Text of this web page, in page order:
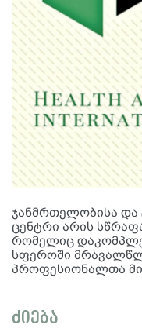
ჯანმრთელობისა და
ცენტრი არის
რომელიც
სფეროში
პროფესიონალთა
ძიება